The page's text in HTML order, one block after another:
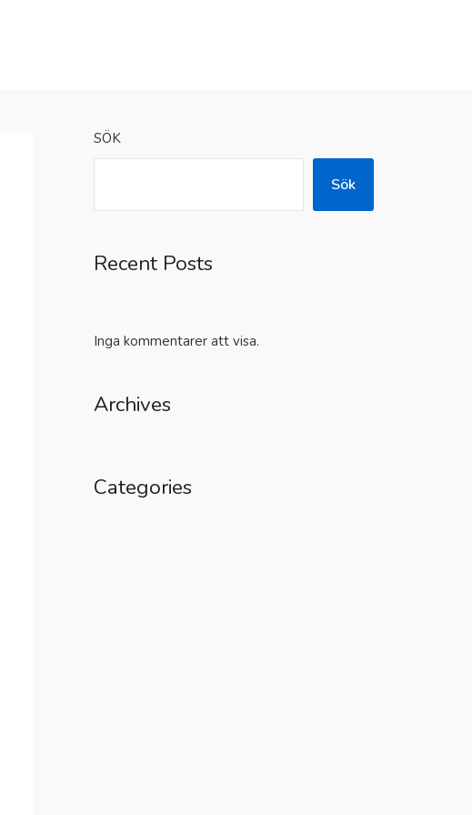
SÖK
Sök
Recent Posts
Inga kommentarer att visa.
Archives
Categories